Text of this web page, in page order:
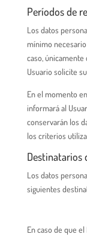
Períodos de
Los datos
mínimo
caso, únicamente
Usuario solicite
En el momento
informará al
conservarán los
los criterios
Destinatarios
Los datos
siguientes
En caso de que